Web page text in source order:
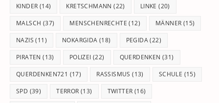
KINDER (14) KRETSCHMANN (22) LINKE (20)
MALSCH (37) MENSCHENRECHTE (12) MÄNNER (15)
NAZIS (11) NOKARGIDA (18) PEGIDA(22)
PIRATEN (13) POLIZEI (22) QUERDENKEN (31)
QUERDENKEN721 (17) RASSISMUS (13) SCHULE (15)
SPD (39) TERROR (13) TWITTER (16)